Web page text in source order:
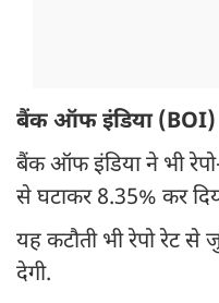
बैंक ऑफ इंडिया (BOI)
बैंक ऑफ इंडिया ने भी
से घटाकर 8.35% कर
यह कटौती भी रेपो रेट से
देगी.